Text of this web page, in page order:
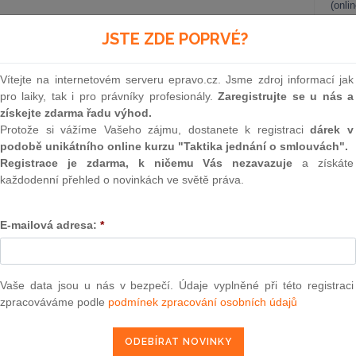
aniž by bylo ve věci nařízeno jednání nebo provedeno
nebezpečí z prodlení a potřeba úpravy poměrů účastníků
poměrů nastává zejména v
prostor pro jednání, jež by vytvořilo nezvratný stav, resp.
dárek Vám zašleme aktuální online kurz na využití
REGISTROVAT ZDE
účastníku, aby něco konal, něčeho se zdržel nebo něco
opatření je účinná a rychlá ochrana práv osoby
předběžného opatření se může tato osoba
JSTE ZDE POPRVÉ?
Vítejte na internetovém serveru epravo.cz. Jsme zdroj informací jak
pro laiky, tak i pro právníky profesionály.Zaregistrujte se u nás a
získejte zdarma řadu výhod.
Protože si vážíme Vašeho zájmu, dostanete k registracidárek v
podobě unikátního online kurzu "Taktika jednání o smlouvách".
Registrace je zdarma, k ničemu Vás nezavazuje a získáte
každodenní přehled o novinkách ve světě práva.
E-mailová adresa: *
Vaše data jsou u nás v bezpečí. Údaje vyplněné při této registraci
zpracováváme podle podmínek zpracování osobních údajů